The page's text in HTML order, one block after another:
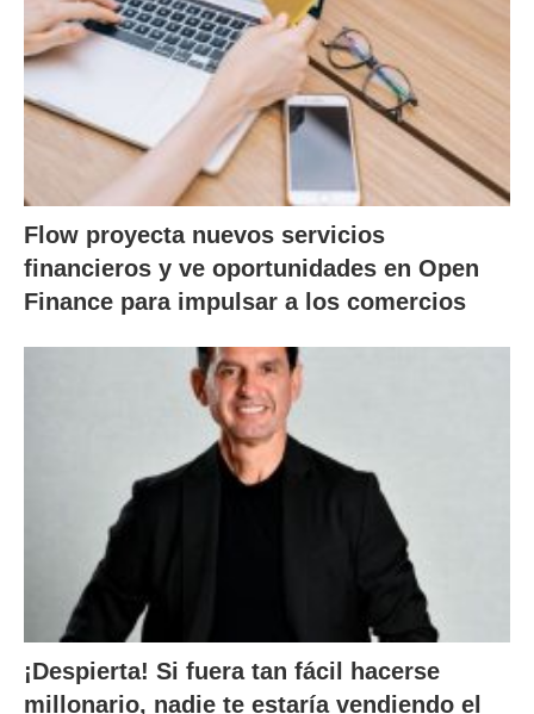
Flow proyecta nuevos servicios
financieros y ve oportunidades en Open
Finance para impulsar a los comercios
¡Despierta! Si fuera tan fácil hacerse
millonario, nadie te estaría vendiendo el